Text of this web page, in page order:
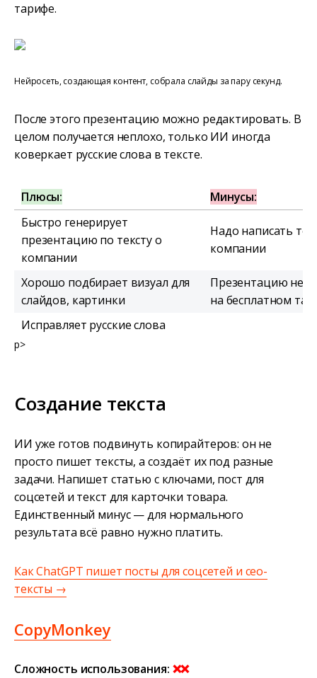
тарифе.
Нейросеть, создающая контент, собрала слайды за пару секунд.
После этого презентацию можно редактировать. В
целом получается неплохо, только ИИ иногда
коверкает русские слова в тексте.
Плюсы:
Минусы:
Быстро генерирует
презентацию по тексту о
компании
Надо написать
компании
Хорошо подбирает визуал для
слайдов, картинки
Презентацию
на бесплатном
Исправляет русские слова
p>
Создание текста
ИИ уже готов подвинуть копирайтеров: он не
просто пишет тексты, а создаёт их под разные
задачи. Напишет статью с ключами, пост для
соцсетей и текст для карточки товара.
Единственный минус — для нормального
результата всё равно нужно платить.
Как ChatGPT пишет посты для соцсетей и сео-
тексты →
CopyMonkey
Сложность использования: ❌❌